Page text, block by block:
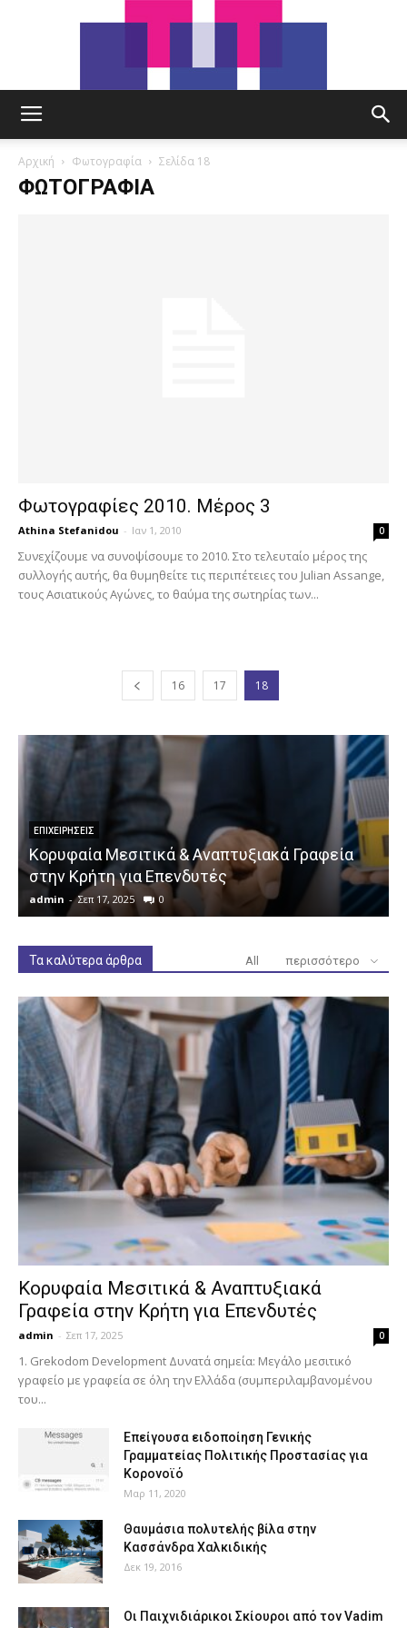
Αρχική Φωτογραφία Σελίδα 18
ΦΩΤΟΓΡΑΦΊΑ
Φωτογραφίες 2010. Μέρος 3
Athina Stefanidou - Ιαν 1, 2010 0
Συνεχίζουμε να συνοψίσουμε το 2010. Στο τελευταίο μέρος της
συλλογής αυτής, θα θυμηθείτε τις περιπέτειες του Julian Assange,
τους Ασιατικούς Αγώνες, το θαύμα της σωτηρίας των...
16 17 18
ΕΠΙΧΕΙΡΉΣΕΙΣ
Κορυφαία Μεσιτικά & Αναπτυξιακά Γραφεία
στην Κρήτη για Επενδυτές
admin - Σεπ 17, 2025 0
Τα καλύτερα άρθρα All περισσότερο
Κορυφαία Μεσιτικά & Αναπτυξιακά
Γραφεία στην Κρήτη για Επενδυτές
admin - Σεπ 17, 2025 0
1. Grekodom Development Δυνατά σημεία: Μεγάλο μεσιτικό
γραφείο με γραφεία σε όλη την Ελλάδα (συμπεριλαμβανομένου
του...
Επείγουσα ειδοποίηση Γενικής
Γραμματείας Πολιτικής Προστασίας για
Κορονοϊό
Μαρ 11, 2020
Θαυμάσια πολυτελής βίλα στην
Κασσάνδρα Χαλκιδικής
Δεκ 19, 2016
Οι Παιχνιδιάρικοι Σκίουροι από τον Vadim